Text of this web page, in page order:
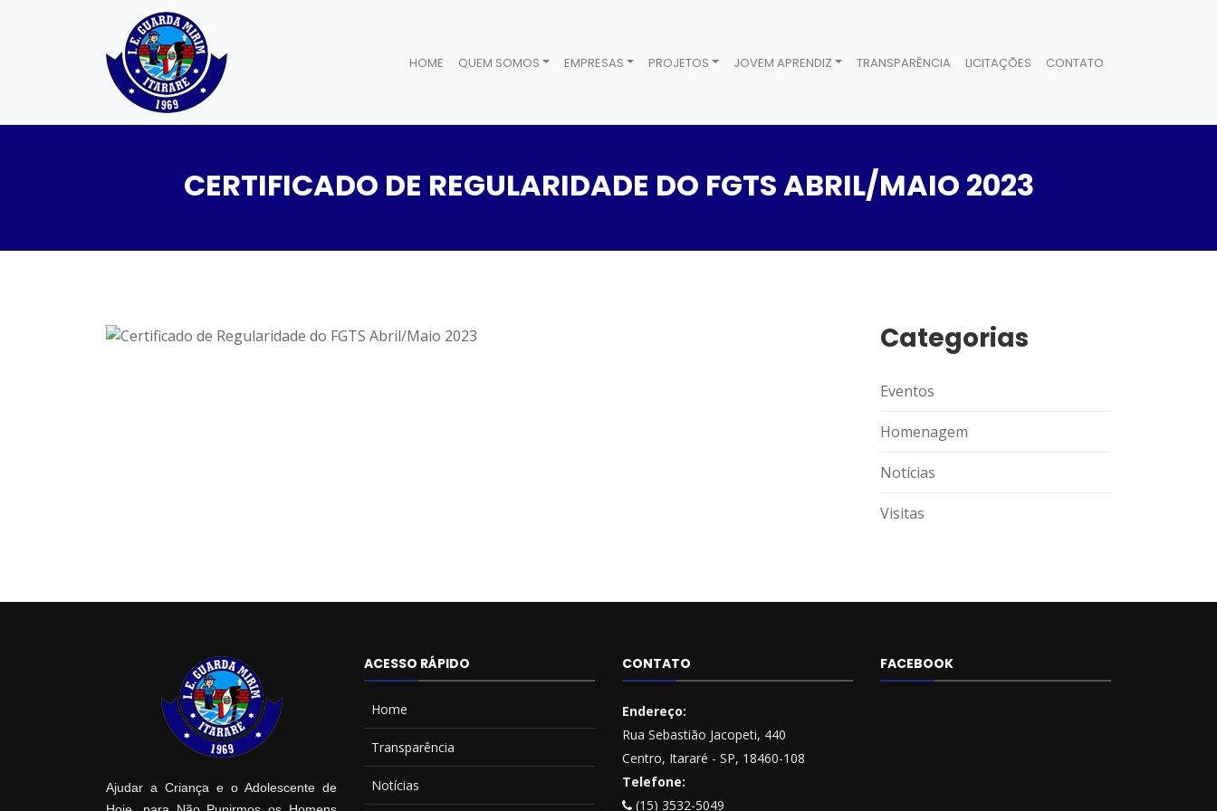
HOME QUEM SOMOS EMPRESAS PROJETOS JOVEM APRENDIZ TRANSPARÊNCIA LICITAÇÕES CONTATO
CERTIFICADO DE REGULARIDADE DO FGTS ABRIL/MAIO 2023
Categorias
Eventos
Homenagem
Notícias
Visitas
Ajudar a Criança e o Adolescente de
ACESSO RÁPIDO
Home
Transparência
Notícias
CONTATO
Endereço:
Rua Sebastião Jacopeti, 440
Centro, Itararé - SP, 18460-108
Telefone:
(15) 3532-5049
FACEBOOK